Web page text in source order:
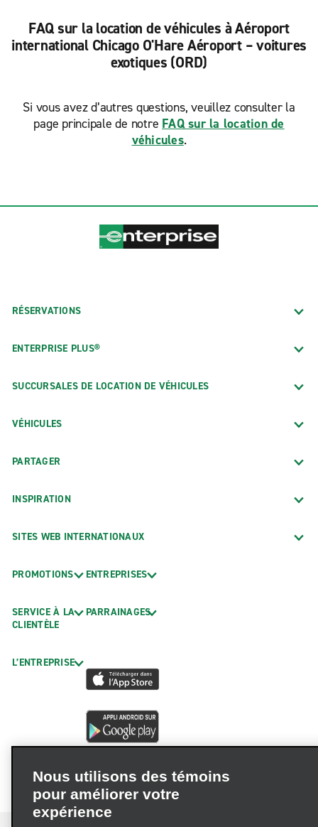
FAQ sur la location de véhicules à Aéroport
international Chicago O'Hare Aéroport – voitures
exotiques (ORD)
Si vous avez d’autres questions, veuillez consulter la
page principale de notre FAQ sur la location de
véhicules.
RÉSERVATIONS
ENTERPRISE PLUS®
SUCCURSALES DE LOCATION DE VÉHICULES
VÉHICULES
PARTAGER
INSPIRATION
SITES WEB INTERNATIONAUX
PROMOTIONS
SERVICE À LA
CLIENTÈLE
L’ENTREPRISE
ENTREPRISES
PARRAINAGES
Nous utilisons des témoins
pour améliorer votre
expérience